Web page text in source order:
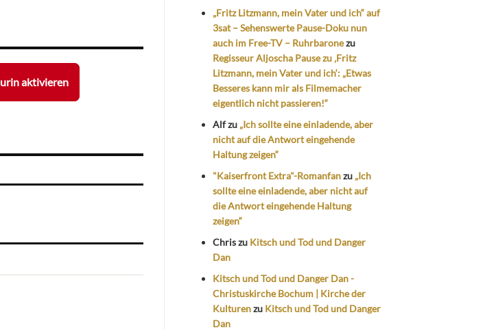
aktivieren
„Fritz Litzmann, mein Vater und ich“ auf
3sat – Sehenswerte Pause-Doku nun
auch im Free-TV – Ruhrbaronezu
Regisseur Aljoscha Pause zu ‚Fritz
Litzmann, mein Vater und ich‘: „Etwas
Besseres kann mir als Filmemacher
eigentlich nicht passieren!“
Alfzu „Ich sollte eine einladende, aber
nicht auf die Antwort eingehende
Haltung zeigen“
"Kaiserfront Extra"-Romanfanzu „Ich
sollte eine einladende, aber nicht auf
die Antwort eingehende Haltung
zeigen“
Chriszu Kitsch und Tod und Danger
Dan
Kitsch und Tod und Danger Dan -
Christuskirche Bochum | Kirche der
Kulturenzu Kitsch und Tod und Danger
Dan